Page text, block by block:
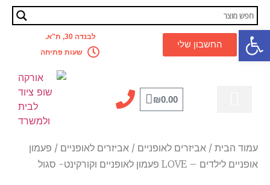
פתח סרגל נגישותהחשבון שלי
לבנדה 30, ת"א.
שעות פתיחה
₪0.00
עמוד הבית / אביזרים לאופניים / אביזרים לאופניים / פעמון
אופניים לילדים – LOVE פעמון לאופניים וקורקינט- סגול